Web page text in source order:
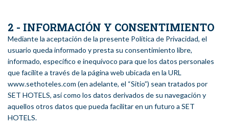
2 - INFORMACIÓN Y CONSENTIMIENTO
Mediante la aceptación de la presente Política de Privacidad, el
usuario queda informado y presta su consentimiento libre,
informado, específico e inequívoco para que los datos personales
que facilite a través de la página web ubicada en la URL
www.sethoteles.com (en adelante, el “Sitio”) sean tratados por
SET HOTELS, así como los datos derivados de su navegación y
aquellos otros datos que pueda facilitar en un futuro a SET
HOTELS.